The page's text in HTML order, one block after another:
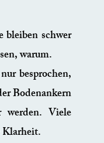
schwer
warum.
besprochen,
Bodenankern
werden. Viele
Klarheit.